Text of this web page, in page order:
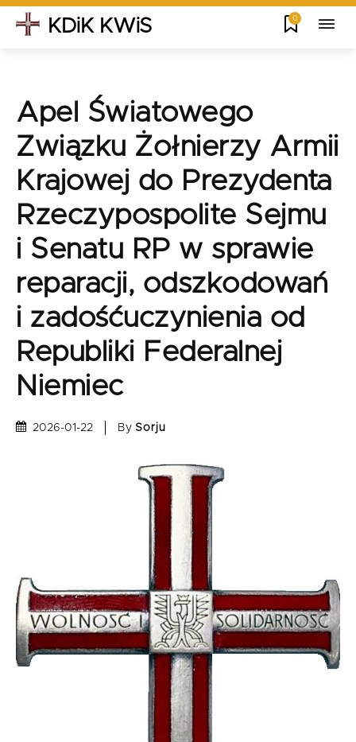
KDiK KWiS 0
Apel Światowego
Związku Żołnierzy Armii
Krajowej do Prezydenta
Rzeczypospolite Sejmu
i Senatu RP w sprawie
reparacji, odszkodowań
i zadośćuczynienia od
Republiki Federalnej
Niemiec
2026-01-22 By Sorju